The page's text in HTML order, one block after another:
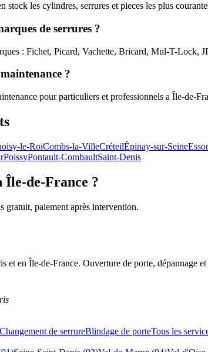
stock les cylindres, serrures et pieces les plus
de serrures ?
: Fichet, Picard, Vachette, Bricard, Mul-T-Lock,
?
pour particuliers et professionnels a Île-de-
le-RoiCombs-la-VilleCréteilÉpinay-sur-Seine
PoissyPontault-CombaultSaint-Denis
Île-de-France ?
paiement après intervention.
et en Île-de-France. Ouverture de porte, dépannage
Changement de serrureBlindage de porteTous les